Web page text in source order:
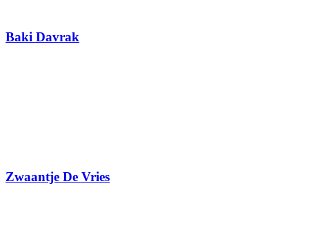
Baki Davrak
Zwaantje De Vries